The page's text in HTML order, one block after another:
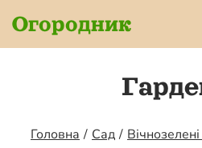
Огородник
Головна / Сад /